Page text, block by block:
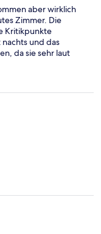
aber wirklich
Zimmer. Die
Kritikpunkte
und das
da sie sehr laut
das. Aber
sehr